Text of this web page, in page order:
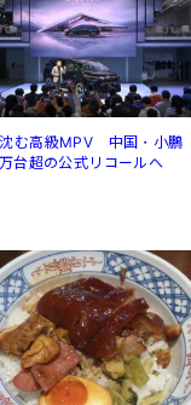
む高級MPV 中国・小鵬
台超の公式リコールへ